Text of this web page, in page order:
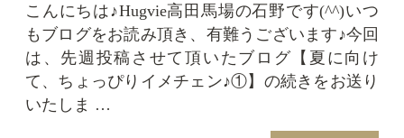
こんにちは♪Hugvie高田馬場の石野です(^^)いつ
もブログをお読み頂き、有難うございます♪今回
は、先週投稿させて頂いたブログ【夏に向け
て、ちょっぴりイメチェン♪①】の続きをお送り
いたしま …